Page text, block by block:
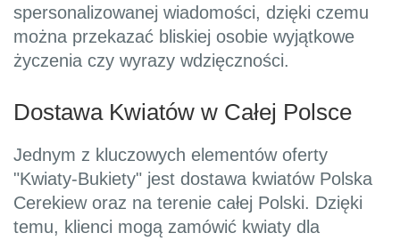
spersonalizowanej wiadomości, dzięki czemu
można przekazać bliskiej osobie wyjątkowe
życzenia czy wyrazy wdzięczności.
Dostawa Kwiatów w Całej Polsce
Jednym z kluczowych elementów oferty
"Kwiaty-Bukiety" jest dostawa kwiatów Polska
Cerekiew oraz na terenie całej Polski. Dzięki
temu, klienci mogą zamówić kwiaty dla